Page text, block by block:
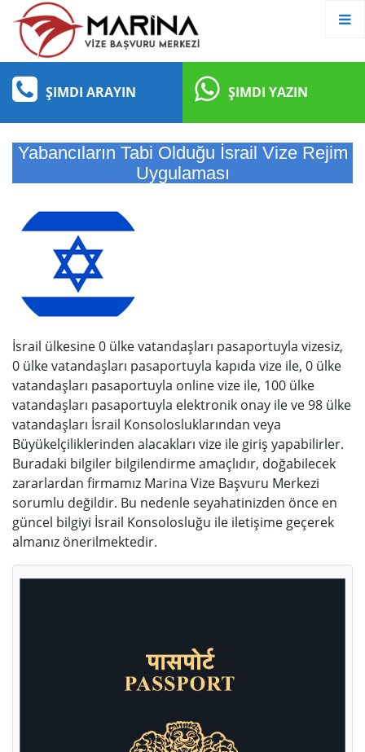
ŞIMDI ARAYIN ŞIMDI YAZIN
Yabancıların Tabi Olduğu İsrail Vize Rejim
Uygulaması
İsrail ülkesine 0 ülke vatandaşları pasaportuyla vizesiz,
0 ülke vatandaşları pasaportuyla kapıda vize ile, 0 ülke
vatandaşları pasaportuyla online vize ile, 100 ülke
vatandaşları pasaportuyla elektronik onay ile ve 98 ülke
vatandaşları İsrail Konsolosluklarından veya
Büyükelçiliklerinden alacakları vize ile giriş yapabilirler.
Buradaki bilgiler bilgilendirme amaçlıdır, doğabilecek
zararlardan firmamız Marina Vize Başvuru Merkezi
sorumlu değildir. Bu nedenle seyahatinizden önce en
güncel bilgiyi İsrail Konsolosluğu ile iletişime geçerek
almanız önerilmektedir.